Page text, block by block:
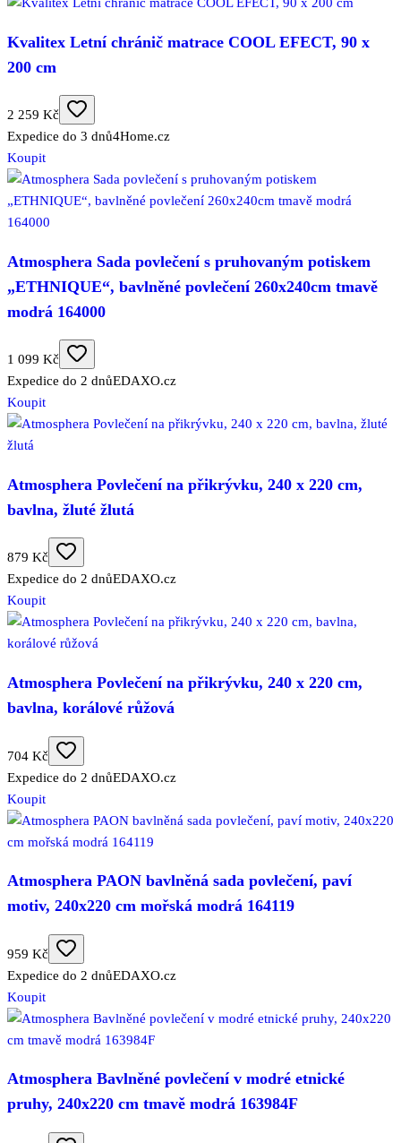
Kvalitex Letní chránič matrace COOL EFECT, 90 x
200 cm
2 259 Kč
Expedice do 3 dnů4Home.cz
Koupit
Atmosphera Sada povlečení s pruhovaným potiskem
„ETHNIQUE“, bavlněné povlečení 260x240cm tmavě
modrá 164000
1 099 Kč
Expedice do 2 dnůEDAXO.cz
Koupit
Atmosphera Povlečení na přikrývku, 240 x 220 cm,
bavlna, žluté žlutá
879 Kč
Expedice do 2 dnůEDAXO.cz
Koupit
Atmosphera Povlečení na přikrývku, 240 x 220 cm,
bavlna, korálové růžová
704 Kč
Expedice do 2 dnůEDAXO.cz
Koupit
Atmosphera PAON bavlněná sada povlečení, paví
motiv, 240x220 cm mořská modrá 164119
959 Kč
Expedice do 2 dnůEDAXO.cz
Koupit
Atmosphera Bavlněné povlečení v modré etnické
pruhy, 240x220 cm tmavě modrá 163984F